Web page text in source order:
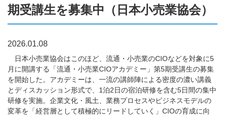
期受講生を募集中（日本小売業協会）
2026.01.08
日本小売業協会はこのほど、流通・小売業のCIOなどを対象に5
月に開講する「流通・小売業CIOアカデミー」第5期受講生の募集
を開始した。アカデミーは、一流の講師陣による密度の濃い講義
とディスカッション形式で、1泊2日の宿泊研修を含む5日間の集中
研修を実施。企業文化・風土、業務プロセスやビジネスモデルの
変革を「経営層として積極的にリードしていく」CIOの育成に向